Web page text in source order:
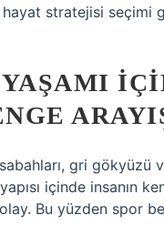
stratejisi seçimi
gri gökyüzü
içinde insanın
Bu yüzden spor